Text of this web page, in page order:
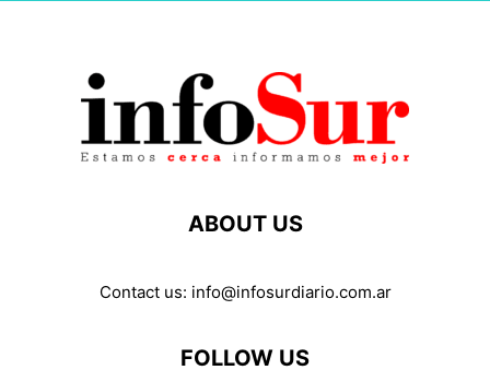
ABOUT US
Contact us: info@infosurdiario.com.ar
FOLLOW US